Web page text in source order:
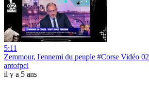
5:11
Zemmour, l'ennemi du peuple #Corse Vidéo 02
antofpcl
il y a 5 ans